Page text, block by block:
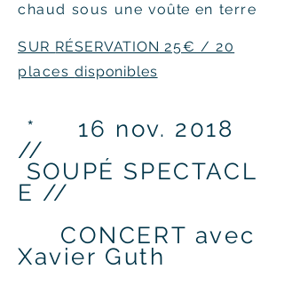
chaud sous une voûte en terre
SUR RÉSERVATION 25€ / 20
placesdisponibles
* 16 nov. 2018
//
SOUPÉ SPECTACL
E //
CONCERT avec
Xavier Guth